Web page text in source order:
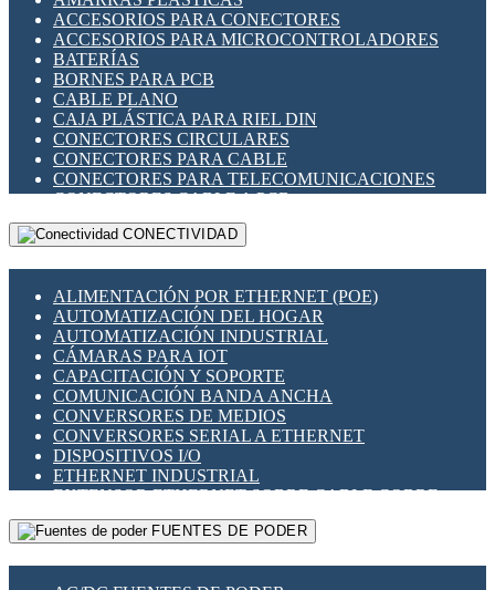
INDICADORES PARA PANEL
INTERFACES DE RELÉ
INTERRUPTORES FIN DE CARRERA
LLAVES CONMUTADORAS
MEDIDORES DE ENERGÍA Y TC'S DE CORRIENTE
MOTORES PASO A PASO
PANTALLAS HMI
PLC -CONTROLADORES LÓGICO PROGRAMABLES
PROGRAMADORES DE HORARIO
RELÉS DE PROTECCIÓN
SENSORES CAPACITIVOS
SENSORES INDUCTIVOS
TEMPORIZADORES
VARIACS
VARIADORES DE FRECUENCIA [VDF]
SECCIONADORES - INTERRUPTORES
MAQUINARIA
ACCESORIOS PARA CONECTORES
ACCESORIOS PARA MICROCONTROLADORES
BATERÍAS
BORNES PARA PCB
CABLE PLANO
CAJA PLÁSTICA PARA RIEL DIN
CONECTORES CIRCULARES
CONECTORES PARA CABLE
CONECTORES PARA TELECOMUNICACIONES
CONECTORES CABLE A PCB
CONECTORES PCB A CABLE
DIP SWITCHES
HERRAMIENTAS VARIAS
ILUMINACIÓN LED
INTERRUPTORES REED
INTERFACES DE RELÉ
OTROS RELÉS
PROTECCIÓN TÉRMICA
RELÉS AUTOMOTRICES
RELÉS DE SEÑAL
RELÉS DE ESTADO SÓLIDO SSR
RELÉS INDUSTRIALES
RELÉS MINIATURA DE POTENCIA
SENSORES MAGNÉTICOS
CONECTIVIDAD
ALIMENTACIÓN POR ETHERNET (POE)
AUTOMATIZACIÓN DEL HOGAR
AUTOMATIZACIÓN INDUSTRIAL
CÁMARAS PARA IOT
CAPACITACIÓN Y SOPORTE
COMUNICACIÓN BANDA ANCHA
CONVERSORES DE MEDIOS
CONVERSORES SERIAL A ETHERNET
DISPOSITIVOS I/O
ETHERNET INDUSTRIAL
EXTENSOR ETHERNET SOBRE CABLE COBRE
GATEWAY LORAWAN
GESTIÓN DE REDESFUENTES DE PODER